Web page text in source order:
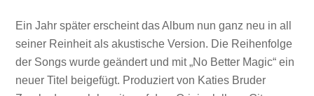
Ein Jahr später erscheint das Album nun ganz neu in all
seiner Reinheit als akustische Version. Die Reihenfolge
der Songs wurde geändert und mit „No Better Magic“ ein
neuer Titel beigefügt. Produziert von Katies Bruder